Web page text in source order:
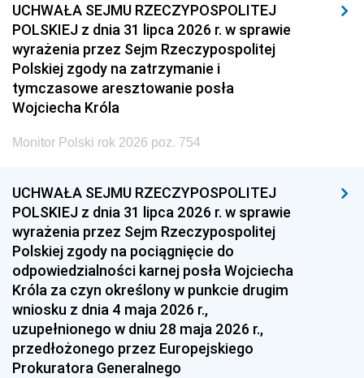
UCHWAŁA SEJMU RZECZYPOSPOLITEJ
POLSKIEJ z dnia 31 lipca 2026 r. w sprawie
wyrażenia przez Sejm Rzeczypospolitej
Polskiej zgody na zatrzymanie i
tymczasowe aresztowanie posła
Wojciecha Króla
Monitor Polski rok 2026 poz. 754
UCHWAŁA SEJMU RZECZYPOSPOLITEJ
POLSKIEJ z dnia 31 lipca 2026 r. w sprawie
wyrażenia przez Sejm Rzeczypospolitej
Polskiej zgody na pociągnięcie do
odpowiedzialności karnej posła Wojciecha
Króla za czyn określony w punkcie drugim
wniosku z dnia 4 maja 2026 r.,
uzupełnionego w dniu 28 maja 2026 r.,
przedłożonego przez Europejskiego
Prokuratora Generalnego